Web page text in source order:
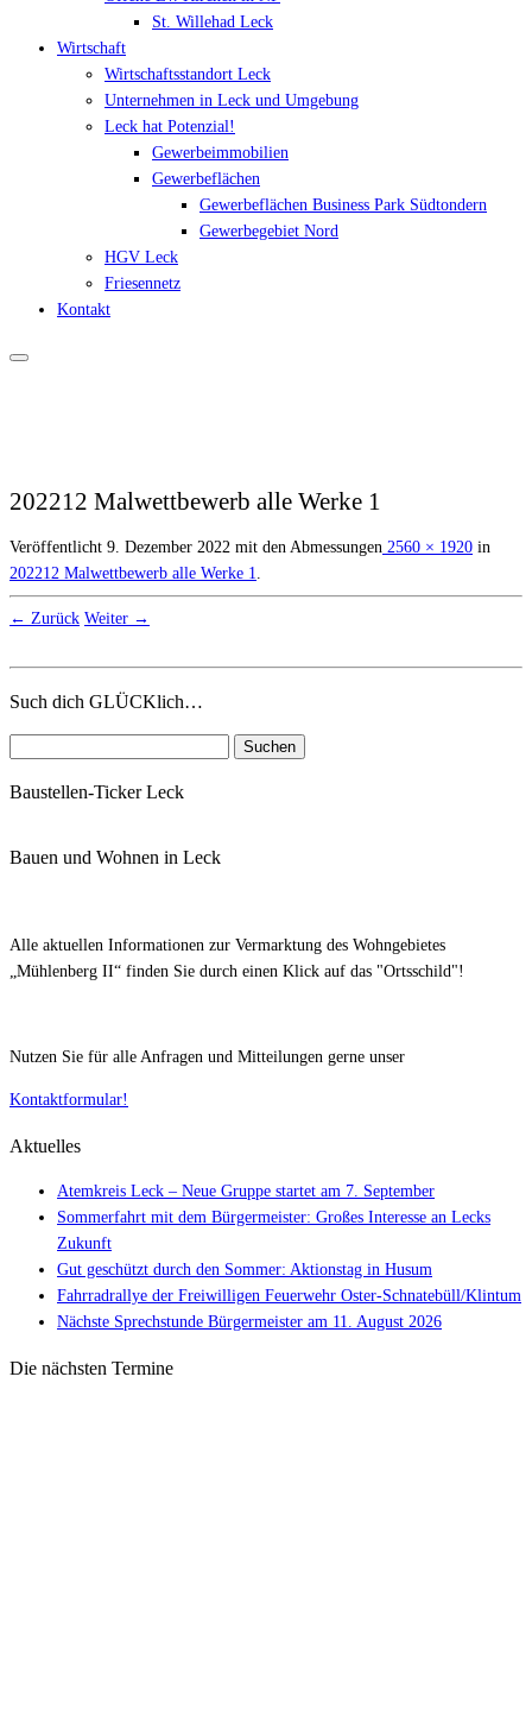
St. Willehad Leck
Wirtschaft
Wirtschaftsstandort Leck
Unternehmen in Leck und Umgebung
Leck hat Potenzial!
Gewerbeimmobilien
Gewerbeflächen
Gewerbeflächen Business Park Südtondern
Gewerbegebiet Nord
HGV Leck
Friesennetz
Kontakt
202212 Malwettbewerb alle Werke 1
Veröffentlicht 9. Dezember 2022 mit den Abmessungen 2560 × 1920 in
202212 Malwettbewerb alle Werke 1.
← Zurück Weiter →
Such dich GLÜCKlich…
Baustellen-Ticker Leck
Bauen und Wohnen in Leck
Alle aktuellen Informationen zur Vermarktung des Wohngebietes
„Mühlenberg II“ finden Sie durch einen Klick auf das "Ortsschild"!
Nutzen Sie für alle Anfragen und Mitteilungen gerne unser
Kontaktformular!
Aktuelles
Atemkreis Leck – Neue Gruppe startet am 7. September
Sommerfahrt mit dem Bürgermeister: Großes Interesse an Lecks
Zukunft
Gut geschützt durch den Sommer: Aktionstag in Husum
Fahrradrallye der Freiwilligen Feuerwehr Oster-Schnatebüll/Klintum
Nächste Sprechstunde Bürgermeister am 11. August 2026
Die nächsten Termine